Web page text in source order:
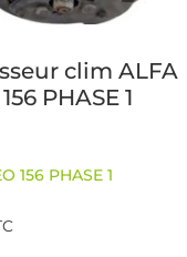
clim ALFA
PHASE 1
156 PHASE 1